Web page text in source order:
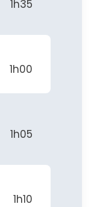
1h35
1h00
1h05
1h10